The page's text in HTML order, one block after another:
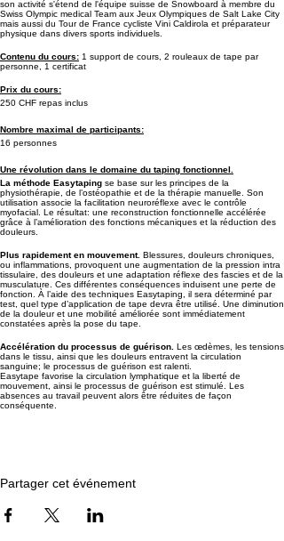
son activité s'étend de l'équipe suisse de Snowboard à membre du
Swiss Olympic medical Team aux Jeux Olympiques de Salt Lake City
mais aussi du Tour de France cycliste Vini Caldirola et préparateur
physique dans divers sports individuels.
Contenu du cours: 1 support de cours, 2 rouleaux de tape par
personne, 1 certificat
Prix du cours:
250 CHF repas inclus
Nombre maximal de participants:
16 personnes
Une révolution dans le domaine du taping fonctionnel.
La méthode Easytaping se base sur les principes de la
physiothérapie, de l’ostéopathie et de la thérapie manuelle. Son
utilisation associe la facilitation neuroréflexe avec le contrôle
myofacial. Le résultat: une reconstruction fonctionnelle accélérée
grâce à l’amélioration des fonctions mécaniques et la réduction des
douleurs.
Plus rapidement en mouvement. Blessures, douleurs chroniques,
ou inflammations, provoquent une augmentation de la pression intra
tissulaire, des douleurs et une adaptation réflexe des fascies et de la
musculature. Ces différentes conséquences induisent une perte de
fonction. À l’aide des techniques Easytaping, il sera déterminé par
test, quel type d’application de tape devra être utilisé. Une diminution
de la douleur et une mobilité améliorée sont immédiatement
constatées après la pose du tape.
Accélération du processus de guérison. Les œdèmes, les tensions
dans le tissu, ainsi que les douleurs entravent la circulation
sanguine; le processus de guérison est ralenti.
Easytape favorise la circulation lymphatique et la liberté de
mouvement, ainsi le processus de guérison est stimulé. Les
absences au travail peuvent alors être réduites de façon
conséquente.
Partager cet événement